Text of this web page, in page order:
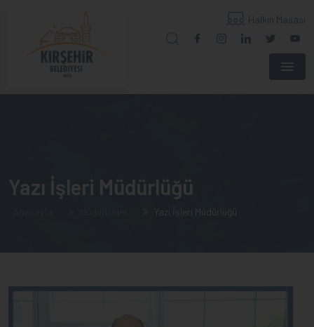
Halkın Masası
Menu
Yazı İşleri Müdürlüğü
Yazı İşleri Müdürlüğü